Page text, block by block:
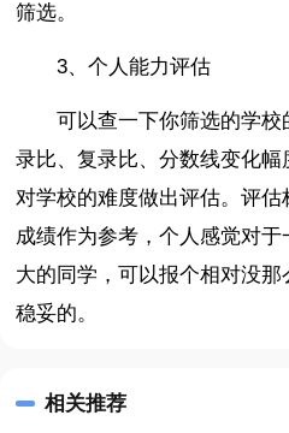
筛选。
3、个人能力评估
可以查一下你筛选的学
录比、复录比、分数线变化
对学校的难度做出评估。评
成绩作为参考，个人感觉对
大的同学，可以报个相对没
稳妥的。
相关推荐